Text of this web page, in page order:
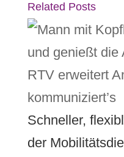
Related Posts
RTV erweitert
kommuniziert’s
Schneller,
der